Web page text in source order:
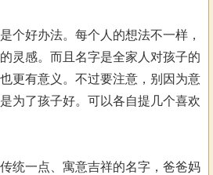
个好办法。每个人的想法不一样，
灵感。而且名字是全家人对孩子的
更有意义。不过要注意，别因为意
为了孩子好。可以各自提几个喜欢
统一点、寓意吉祥的名字，爸爸妈